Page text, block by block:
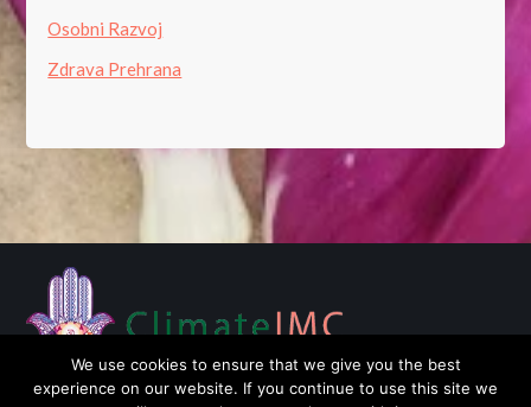
Osobni Razvoj
Zdrava Prehrana
We use cookies to ensure that we give you the best
experience on our website. If you continue to use this site we